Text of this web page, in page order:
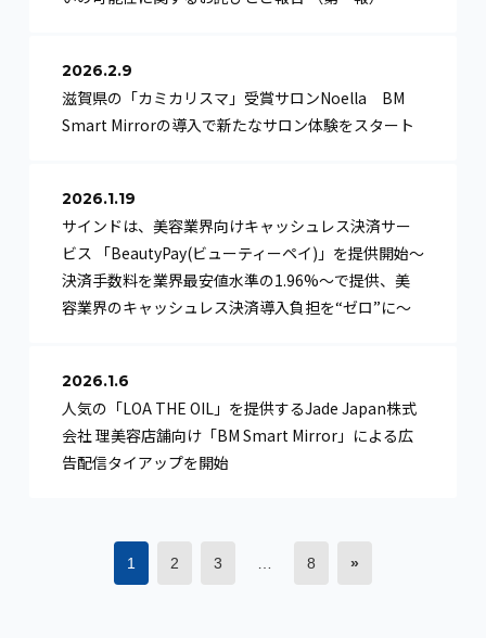
2026.2.9
滋賀県の「カミカリスマ」受賞サロンNoella BM
Smart Mirrorの導入で新たなサロン体験をスタート
2026.1.19
サインドは、美容業界向けキャッシュレス決済サー
ビス 「BeautyPay(ビューティーペイ)」を提供開始〜
決済手数料を業界最安値水準の1.96%〜で提供、美
容業界のキャッシュレス決済導入負担を“ゼロ”に〜
2026.1.6
人気の「LOA THE OIL」を提供するJade Japan株式
会社 理美容店舗向け「BM Smart Mirror」による広
告配信タイアップを開始
1 2 3 8 »